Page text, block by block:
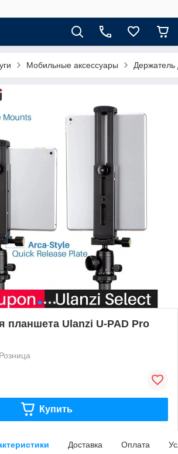
Мобильные аксессуары Держатель
планшета Ulanzi U-PAD Pro
Розница
Купить
Доставка Оплата